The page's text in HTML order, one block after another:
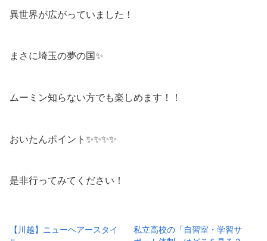
異世界が広がっていました！
まさに埼玉の夢の国✨
ムーミン知らない方でも楽しめます！！
おいたんポイント✨✨✨✨
是非行ってみてください！
【川越】ニューヘアースタイ
私立高校の「自習室・学習サ